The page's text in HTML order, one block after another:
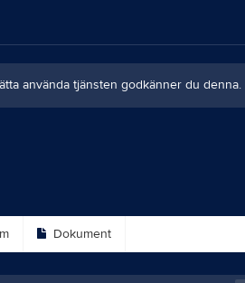
använda tjänsten godkänner du denna.
Dokument